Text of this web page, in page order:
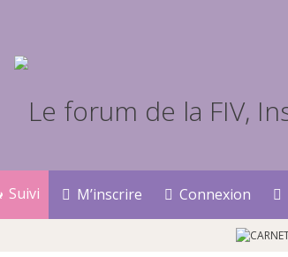
Suivi M’inscrire Connexion